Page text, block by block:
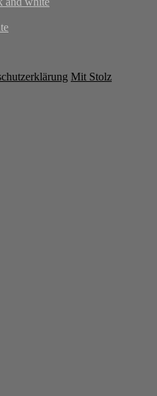
Mit Stolz